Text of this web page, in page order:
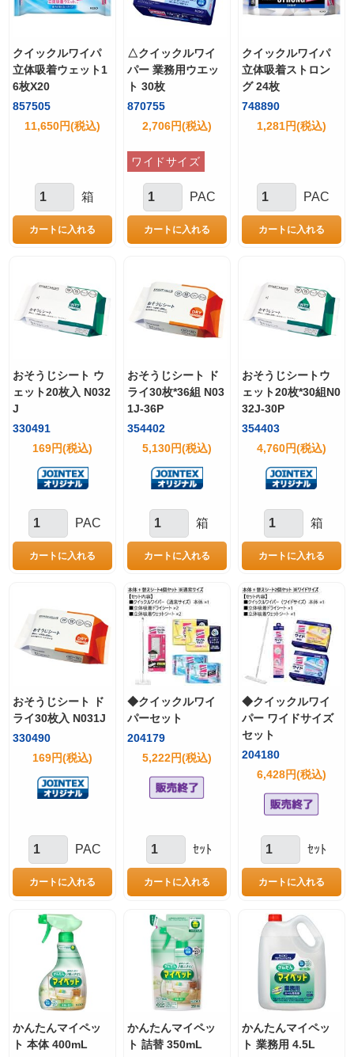
11,650円(税込)
857505
クイックルワイパ
立体吸着ウェット1
6枚X20
箱
2,706円(税込)
870755
△クイックルワイ
パー 業務用ウエッ
ト 30枚
ワイドサイズ
PAC
1,281円(税込)
748890
クイックルワイパ
立体吸着ストロン
グ 24枚
PAC
169円(税込)
330491
おそうじシート ウ
ェット20枚入 N032
J
PAC
5,130円(税込)
354402
おそうじシート ド
ライ30枚*36組 N03
1J-36P
箱
4,760円(税込)
354403
おそうじシートウ
ェット20枚*30組N0
32J-30P
箱
169円(税込)
330490
おそうじシート ド
ライ30枚入 N031J
PAC
5,222円(税込)
204179
◆クイックルワイ
パーセット
ｾｯﾄ
6,428円(税込)
204180
◆クイックルワイ
パー ワイドサイズ
セット
ｾｯﾄ
かんたんマイペッ
ト 本体 400mL
かんたんマイペッ
ト 詰替 350mL
かんたんマイペッ
ト 業務用 4.5L